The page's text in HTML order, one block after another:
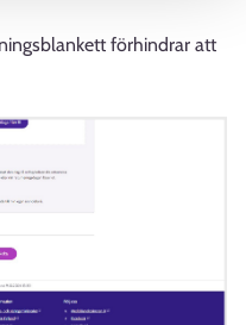
förhindrar att